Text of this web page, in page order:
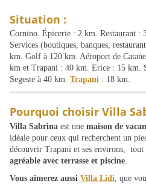
Situation :
Cornino. Épicerie : 2 km. Restaurant :
Services (boutiques, banques,
km. Golf à 120 km. Aéroport de
km et Trapani : 40 km. Erice : 15 km.
Segeste à 40 km. Trapani : 18 km.
Pourquoi choisir Villa
Villa Sabrina est une maison de
idéale pour ceux qui recherchent un
découvrir Trapani et ses environs, tout
agréable avec terrasse et piscine
Vous aimerez aussi Villa Lidi, que